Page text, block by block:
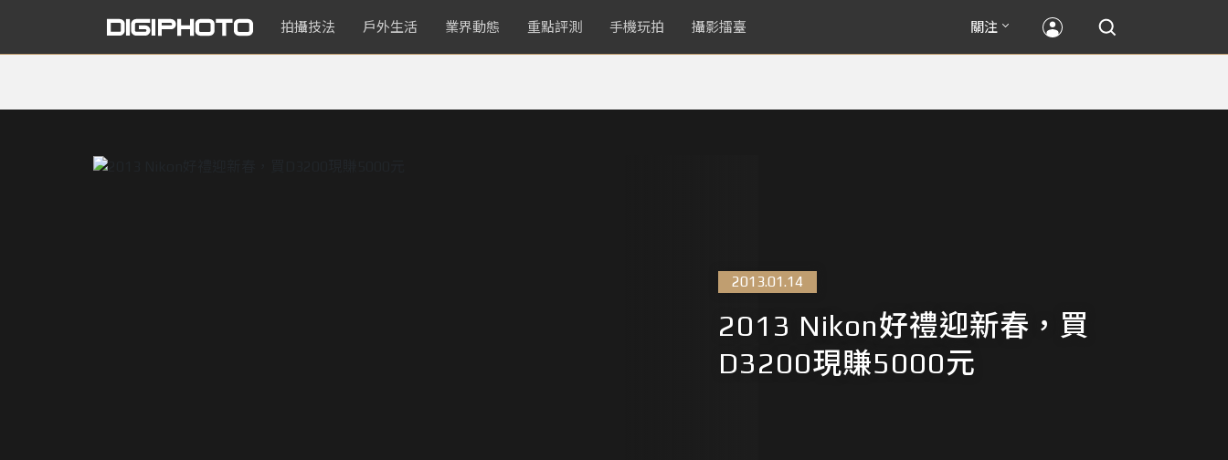
拍攝技法 戶外生活 業界動態 重點評測 手機玩拍 攝影擂臺 關注
2013.01.14
2013 Nikon好禮迎新春，買
D3200現賺5000元